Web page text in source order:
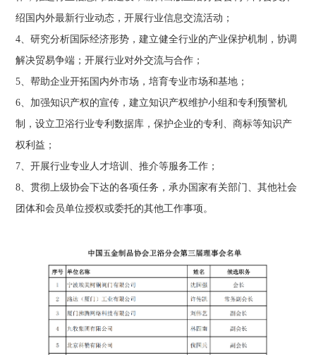
绍国内外最新行业动态，开展行业信息交流活动；
4、研究分析国际经济形势，建立健全行业的产业保护机制，协调
解决贸易争端；开展行业对外交流与合作；
5、帮助企业开拓国内外市场，培育专业市场和基地；
6、加强知识产权的宣传，建立知识产权维护小组和专利预警机
制，设立卫浴行业专利数据库，保护企业的专利、商标等知识产
权利益；
7、开展行业专业人才培训、推介等服务工作；
8、贯彻上级协会下达的各项任务，承办国家有关部门、其他社会
团体和会员单位授权或委托的其他工作事项。